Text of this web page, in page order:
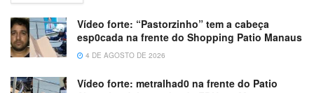
Vídeo forte: “Pastorzinho” tem a cabeça
esp0cada na frente do Shopping Patio Manaus
4 DE AGOSTO DE 2026
Vídeo forte: metralhad0 na frente do Patio